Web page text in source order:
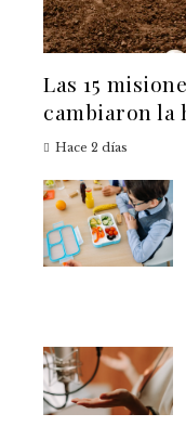
Las 15
cambiaron la
Hace 2 días